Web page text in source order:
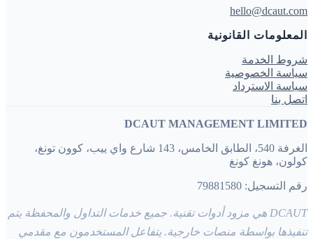
hello@dcaut.com
المعلومات القانونية
شروط الخدمة
سياسة الخصوصية
سياسة الاسترداد
اتصل بنا
DCAUT MANAGEMENT LIMITED
الغرفة 540، الطابق الخامس، 143 شارع واي ييب، كوون تونغ،
كولون، هونغ كونغ
رقم التسجيل: 79881580
DCAUT هي مزود أدوات تقنية. جميع خدمات التداول والمحفظة يتم
تنفيذها بواسطة منصات خارجية. يتفاعل المستخدمون مع مقدمي